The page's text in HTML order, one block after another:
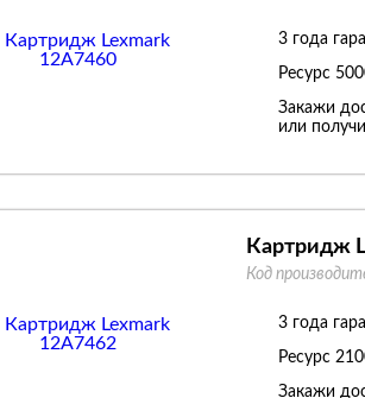
3 года
Ресурс
Закажи
или
Картридж
Код
3 года
Ресурс
Закажи